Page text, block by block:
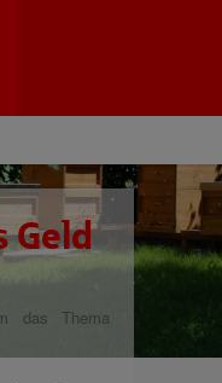
Geld
das Thema